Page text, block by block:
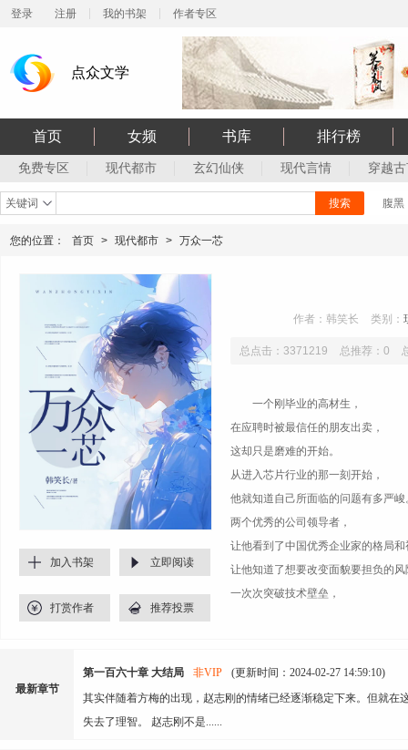
登录 注册 我的书架 作者专区
点众文学
首页 女频 书库 排行榜
免费专区 现代都市 玄幻仙侠 现代言情 穿越
关键词 搜索 腹黑
您的位置： 首页 > 现代都市 > 万众一芯
加入书架 立即阅读
打赏作者 推荐投票
作者：韩笑长 类别：
总点击：3371219 总推荐：0
一个刚毕业的高材生，
在应聘时被最信任的朋友出卖，
这却只是磨难的开始。
从进入芯片行业的那一刻开始，
他就知道自己所面临的问题有多严峻
两个优秀的公司领导者，
让他看到了中国优秀企业家的格局和
让他知道了想要改变面貌要担负的
一次次突破技术壁垒，
却暗自发力，为中国芯默默付出。
最新章节
第一百六十章 大结局 非VIP
(更新时间：2024-02-27 14:59:10)
其实伴随着方梅的出现，赵志刚的情绪已经逐渐稳定下来。但就在
失去了理智。 赵志刚不是......